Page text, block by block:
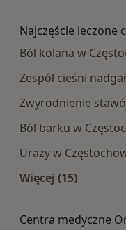
Najczęście leczone
Ból kolana w
Zespół cieśni
Zwyrodnienie
Ból barku w
Urazy w
Więcej (15)
Centra medyczne